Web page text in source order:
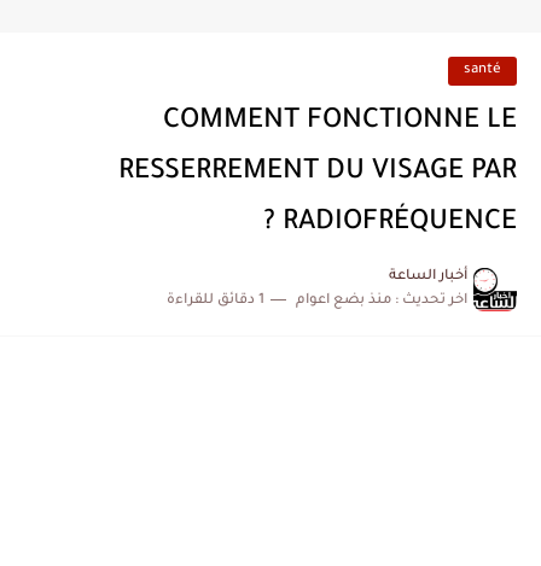
santé
COMMENT FONCTIONNE LE
RESSERREMENT DU VISAGE PAR
RADIOFRÉQUENCE ?
أخبار الساعة
اخر تحديث : منذ بضع اعوام 1 دقائق للقراءة